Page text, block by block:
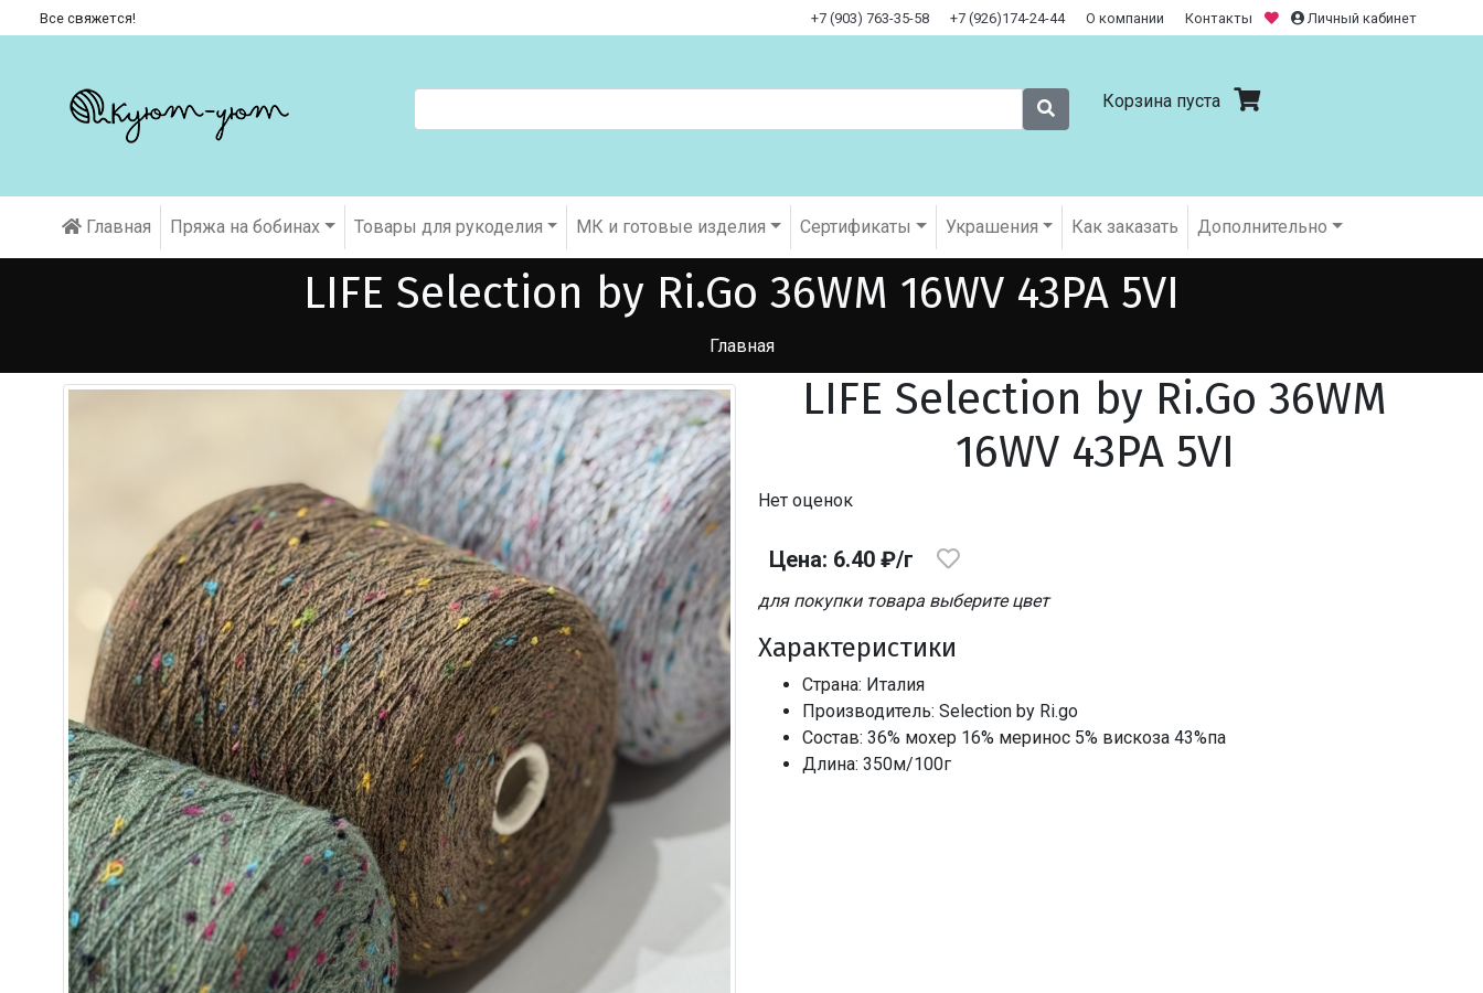
Все свяжется! +7 (903) 763-35-58 +7 (926)174-24-44 О компании Контакты Личный кабинет
Корзина пуста
Главная Пряжа на бобинах Товары для рукоделия МК и готовые изделия Cертификаты Украшения Как заказать Дополнительно
LIFE Selection by Ri.Go 36WM 16WV 43PA 5VI
Главная
LIFE Selection by Ri.Go 36WM
16WV 43PA 5VI
Нет оценок
Цена: 6.40 ₽/г
для покупки товара выберите цвет
Характеристики
Страна: Италия
Производитель: Selection by Ri.go
Состав: 36% мохер 16% меринос 5% вискоза 43%па
Длина: 350м/100г